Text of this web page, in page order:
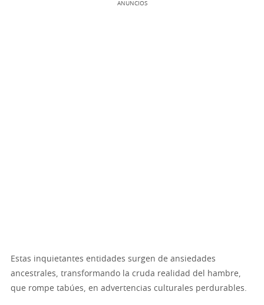
ANUNCIOS
Estas inquietantes entidades surgen de ansiedades
ancestrales, transformando la cruda realidad del hambre,
que rompe tabúes, en advertencias culturales perdurables.